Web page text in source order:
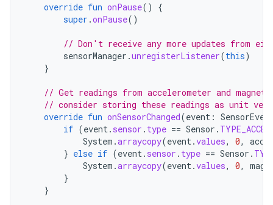
override fun onPause()
{
super .onPause()
// Don't receive any more updates from
sensorManager .unregisterListener(this)
}
// Get readings from accelerometer and
// consider storing these readings as unit
override fun onSensorChanged(event :
if (event. sensor . type == Sensor .
System .arraycopy(event.values, 0,
} else if (event. sensor . type == Sensor .
System .arraycopy(event.values, 0,
}
}